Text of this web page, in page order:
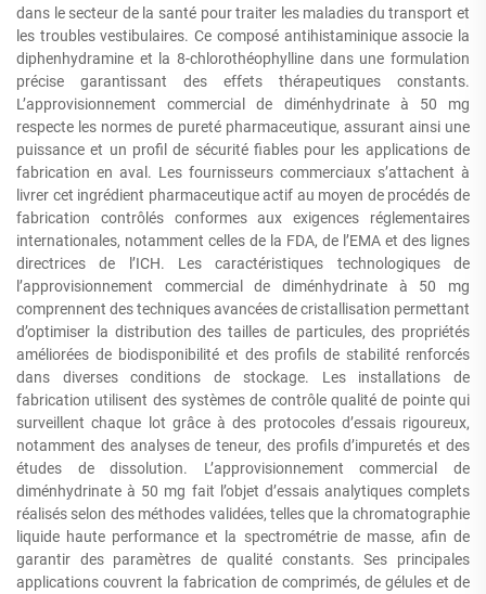
dans le secteur de la santé pour traiter les maladies du transport et
les troubles vestibulaires. Ce composé antihistaminique associe la
diphenhydramine et la 8-chlorothéophylline dans une formulation
précise garantissant des effets thérapeutiques constants.
L’approvisionnement commercial de diménhydrinate à 50 mg
respecte les normes de pureté pharmaceutique, assurant ainsi une
puissance et un profil de sécurité fiables pour les applications de
fabrication en aval. Les fournisseurs commerciaux s’attachent à
livrer cet ingrédient pharmaceutique actif au moyen de procédés de
fabrication contrôlés conformes aux exigences réglementaires
internationales, notamment celles de la FDA, de l’EMA et des lignes
directrices de l’ICH. Les caractéristiques technologiques de
l’approvisionnement commercial de diménhydrinate à 50 mg
comprennent des techniques avancées de cristallisation permettant
d’optimiser la distribution des tailles de particules, des propriétés
améliorées de biodisponibilité et des profils de stabilité renforcés
dans diverses conditions de stockage. Les installations de
fabrication utilisent des systèmes de contrôle qualité de pointe qui
surveillent chaque lot grâce à des protocoles d’essais rigoureux,
notamment des analyses de teneur, des profils d’impuretés et des
études de dissolution. L’approvisionnement commercial de
diménhydrinate à 50 mg fait l’objet d’essais analytiques complets
réalisés selon des méthodes validées, telles que la chromatographie
liquide haute performance et la spectrométrie de masse, afin de
garantir des paramètres de qualité constants. Ses principales
applications couvrent la fabrication de comprimés, de gélules et de